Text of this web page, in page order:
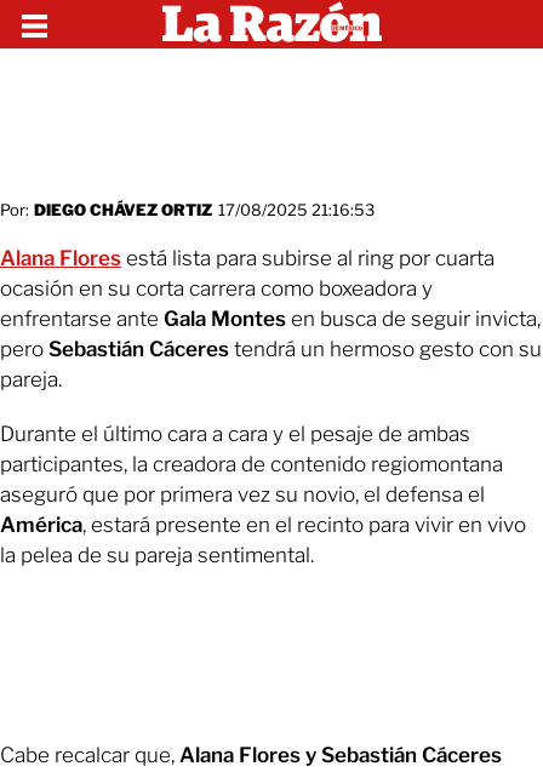
Por: DIEGO CHÁVEZ ORTIZ 17/08/2025 21:16:53
Alana Flores está lista para subirse al ring por cuarta
ocasión en su corta carrera como boxeadora y
enfrentarse ante Gala Montes en busca de seguir invicta,
pero Sebastián Cáceres tendrá un hermoso gesto con su
pareja.
Durante el último cara a cara y el pesaje de ambas
participantes, la creadora de contenido regiomontana
aseguró que por primera vez su novio, el defensa el
América, estará presente en el recinto para vivir en vivo
la pelea de su pareja sentimental.
Cabe recalcar que, Alana Flores y Sebastián Cáceres